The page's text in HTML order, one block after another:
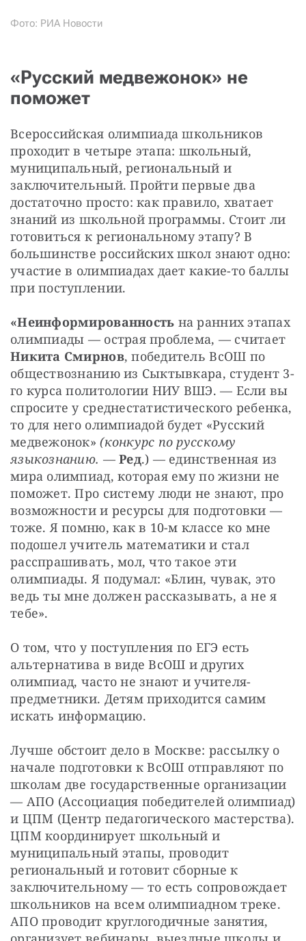
Фото: РИА Новости
«Русский медвежонок» не
поможет
Всероссийская олимпиада школьников
проходит в четыре этапа: школьный,
муниципальный, региональный и
заключительный. Пройти первые два
достаточно просто: как правило, хватает
знаний из школьной программы. Стоит ли
готовиться к региональному этапу? В
большинстве российских школ знают одно:
участие в олимпиадах дает какие-то баллы
при поступлении.
«Неинформированность на ранних этапах
Никита Смирнов, победитель ВсОШ по
обществознанию из Сыктывкара, студент 3-
го курса политологии НИУ ВШЭ. — Если вы
спросите у среднестатистического ребенка,
то для него олимпиадой будет «Русский
медвежонок» (конкурс по русскому
языкознанию. — Ред.) — единственная из
мира олимпиад, которая ему по жизни не
поможет. Про систему люди не знают, про
возможности и ресурсы для подготовки —
тоже. Я помню, как в 10-м классе ко мне
подошел учитель математики и стал
расспрашивать, мол, что такое эти
олимпиады. Я подумал: «Блин, чувак, это
ведь ты мне должен рассказывать, а не я
тебе».
О том, что у поступления по ЕГЭ есть
альтернатива в виде ВсОШ и других
олимпиад, часто не знают и учителя-
предметники. Детям приходится самим
искать информацию.
Лучше обстоит дело в Москве: рассылку о
начале подготовки к ВсОШ отправляют по
школам две государственные организации
— АПО (Ассоциация победителей олимпиад)
и ЦПМ (Центр педагогического мастерства).
ЦПМ координирует школьный и
муниципальный этапы, проводит
региональный и готовит сборные к
заключительному — то есть сопровождает
школьников на всем олимпиадном треке.
АПО проводит круглогодичные занятия,